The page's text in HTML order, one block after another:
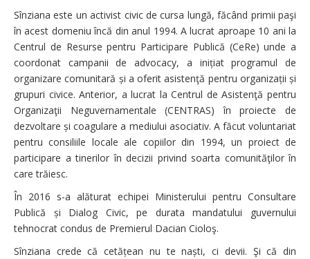
Sînziana este un activist civic de cursa lungă, făcând primii paşi
în acest domeniu încă din anul 1994. A lucrat aproape 10 ani la
Centrul de Resurse pentru Participare Publică (CeRe) unde a
coordonat campanii de advocacy, a inițiat programul de
organizare comunitară și a oferit asistenţă pentru organizații și
grupuri civice. Anterior, a lucrat la Centrul de Asistenţă pentru
Organizaţii Neguvernamentale (CENTRAS) în proiecte de
dezvoltare și coagulare a mediului asociativ. A făcut voluntariat
pentru consiliile locale ale copiilor din 1994, un proiect de
participare a tinerilor în decizii privind soarta comunităţilor în
care trăiesc.
În 2016 s-a alăturat echipei Ministerului pentru Consultare
Publică și Dialog Civic, pe durata mandatului guvernului
tehnocrat condus de Premierul Dacian Cioloş.
Sînziana crede că cetățean nu te naști, ci devii. Şi că din